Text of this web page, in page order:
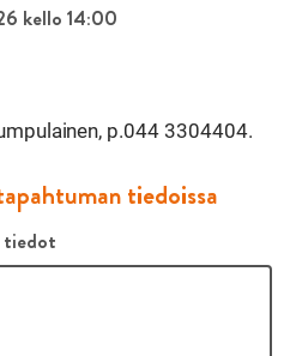
kello 14:00
p.044 3304404.
tiedoissa
tiedot